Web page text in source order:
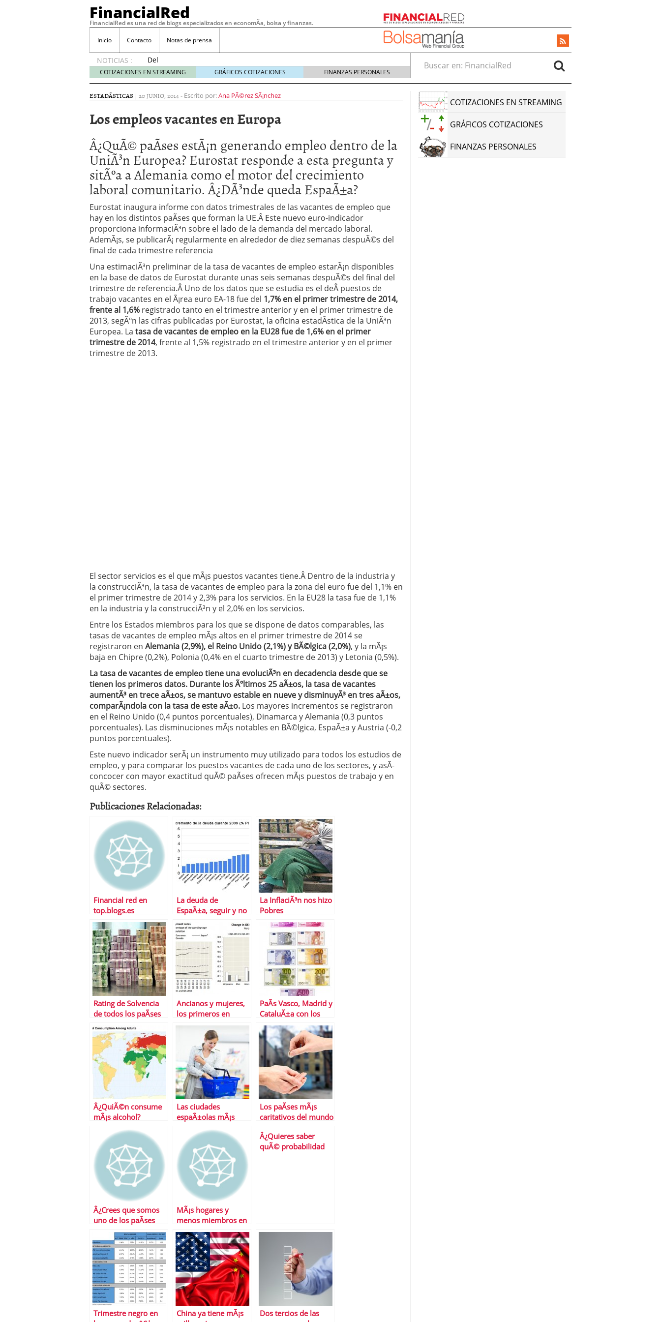
FinancialRed
FinancialRed es una red de blogs especializados en economÃ­a, bolsa y finanzas.
Inicio Contacto Notas de prensa
NOTICIAS :
Del
depósito
a la
cómo
cambiando
gestión
del
ahorro
en
España
05/08/2026
Seguros de convenio en pymes: la obligación que muchas empresas
descubren cuando ya es demasiado tarde 20/07/2026
ReseÃ±a de SIFX: Lo Que Deben Saber los Traders Mexicanos Antes de
Operar 29/06/2026
Crear empresa online vs proceso tradicional: ventajas reales para pymes
29/05/2026
CÃ³mo afrontar una baja mÃ©dica cuando trabajas por cuenta propia
26/05/2026
COTIZACIONES EN STREAMING GRÁFICOS COTIZACIONES FINANZAS PERSONALES
Buscar en:
ESTADÃ­STICAS | 20 JUNIO, 2014- Escrito por:Ana PÃ©rez SÃ¡nchez
Los empleos vacantes en Europa
Â¿QuÃ© paÃ­ses estÃ¡n generando empleo dentro de la
UniÃ³n Europea? Eurostat responde a esta pregunta y
sitÃºa a Alemania como el motor del crecimiento
laboral comunitario. Â¿DÃ³nde queda EspaÃ±a?
Eurostat inaugura informe con datos trimestrales de las vacantes de empleo que
hay en los distintos paÃ­ses que forman la UE.Â Este nuevo euro-indicador
proporciona informaciÃ³n sobre el lado de la demanda del mercado laboral.
AdemÃ¡s, se publicarÃ¡ regularmente en alrededor de diez semanas despuÃ©s del
final de cada trimestre referencia
Una estimaciÃ³n preliminar de la tasa de vacantes de empleo estarÃ¡n disponibles
en la base de datos de Eurostat durante unas seis semanas despuÃ©s del final del
trimestre de referencia.Â Uno de los datos que se estudia es el deÂ puestos de
trabajo vacantes en el Ã¡rea euro EA-18 fue del 1,7% en el primer trimestre de 2014,
frente al 1,6% registrado tanto en el trimestre anterior y en el primer trimestre de
2013, segÃºn las cifras publicadas por Eurostat, la oficina estadÃ­stica de la UniÃ³n
Europea. La tasa de vacantes de empleo en la EU28 fue de 1,6% en el primer
trimestre de 2014, frente al 1,5% registrado en el trimestre anterior y en el primer
trimestre de 2013.
El sector servicios es el que mÃ¡s puestos vacantes tiene.Â Dentro de la industria y
la construcciÃ³n, la tasa de vacantes de empleo para la zona del euro fue del 1,1% en
el primer trimestre de 2014 y 2,3% para los servicios. En la EU28 la tasa fue de 1,1%
en la industria y la construcciÃ³n y el 2,0% en los servicios.
Entre los Estados miembros para los que se dispone de datos comparables, las
tasas de vacantes de empleo mÃ¡s altos en el primer trimestre de 2014 se
registraron en Alemania (2,9%), el Reino Unido (2,1%) y BÃ©lgica (2,0%), y la mÃ¡s
baja en Chipre (0,2%), Polonia (0,4% en el cuarto trimestre de 2013) y Letonia (0,5%).
La tasa de vacantes de empleo tiene una evoluciÃ³n en decadencia desde que se
tienen los primeros datos. Durante los Ãºltimos 25 aÃ±os, la tasa de vacantes
aumentÃ³ en trece aÃ±os, se mantuvo estable en nueve y disminuyÃ³ en tres aÃ±os,
comparÃ¡ndola con la tasa de este aÃ±o. Los mayores incrementos se registraron
en el Reino Unido (0,4 puntos porcentuales), Dinamarca y Alemania (0,3 puntos
porcentuales). Las disminuciones mÃ¡s notables en BÃ©lgica, EspaÃ±a y Austria (-0,2
puntos porcentuales).
Este nuevo indicador serÃ¡ un instrumento muy utilizado para todos los estudios de
empleo, y para comparar los puestos vacantes de cada uno de los sectores, y asÃ­
concocer con mayor exactitud quÃ© paÃ­ses ofrecen mÃ¡s puestos de trabajo y en
quÃ© sectores.
Publicaciones Relacionadas:
Financial red en
top.blogs.es
La deuda de
EspaÃ±a, seguir y no
parar
La InflaciÃ³n nos hizo
Pobres
Rating de Solvencia
de todos los paÃ­ses
Ancianos y mujeres,
los primeros en
conseguir un empleo,
segÃºn la OCDE
PaÃ­s Vasco, Madrid y
CataluÃ±a con los
salarios mÃ¡s altos de
EspaÃ±a
Â¿QuiÃ©n consume
mÃ¡s alcohol?
Las ciudades
espaÃ±olas mÃ¡s
Los paÃ­ses mÃ¡s
caritativos del mundo
Â¿Crees que somos
uno de los paÃ­ses
mejor educados del
mundo?
MÃ¡s hogares y
menos miembros en
la familia, el futuro
de EspaÃ±a
Â¿Quieres saber
quÃ© probabilidad
Trimestre negro en
China ya tiene mÃ¡s
Dos tercios de las
COTIZACIONES EN STREAMING
GRÁFICOS COTIZACIONES
FINANZAS PERSONALES